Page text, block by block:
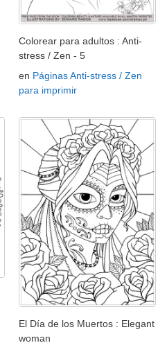
Colorear para adultos : Anti-
stress / Zen - 5
en Páginas Anti-stress / Zen
para imprimir
El Día de los Muertos : Elegant
woman